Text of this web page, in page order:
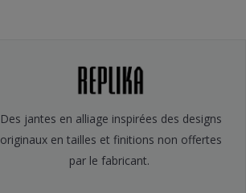
Des jantes en alliage inspirées des designs
originaux en tailles et finitions non offertes
par le fabricant.